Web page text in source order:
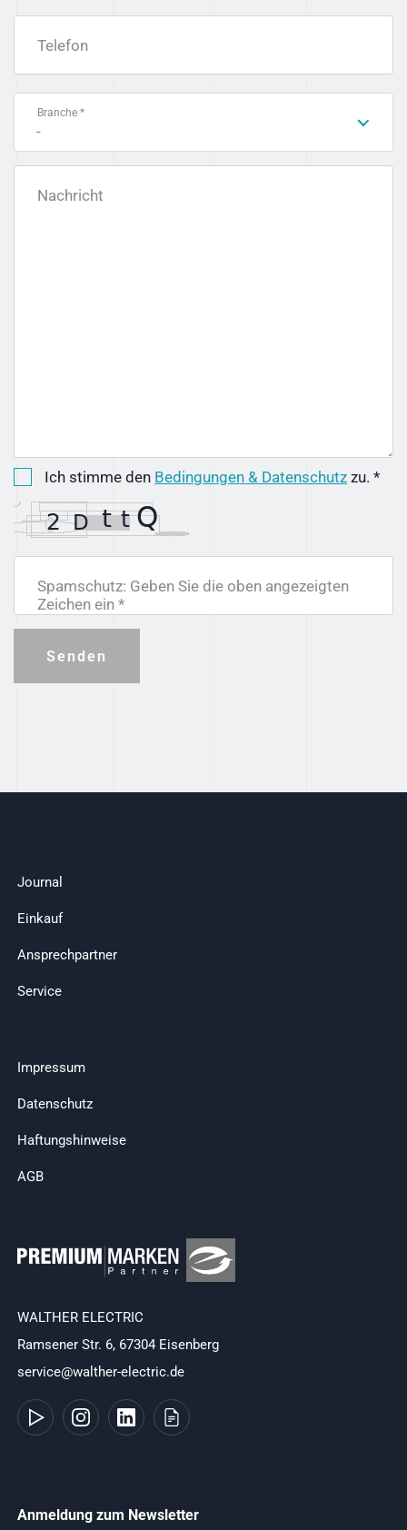
Telefon
Branche *
-
Nachricht
Ich stimme den Bedingungen & Datenschutz zu. *
Spamschutz: Geben Sie die oben angezeigten
Zeichen ein *
Senden
Journal
Einkauf
Ansprechpartner
Service
Impressum
Datenschutz
Haftungshinweise
AGB
WALTHER ELECTRIC
Ramsener Str. 6, 67304 Eisenberg
service@walther-electric.de
Anmeldung zum Newsletter